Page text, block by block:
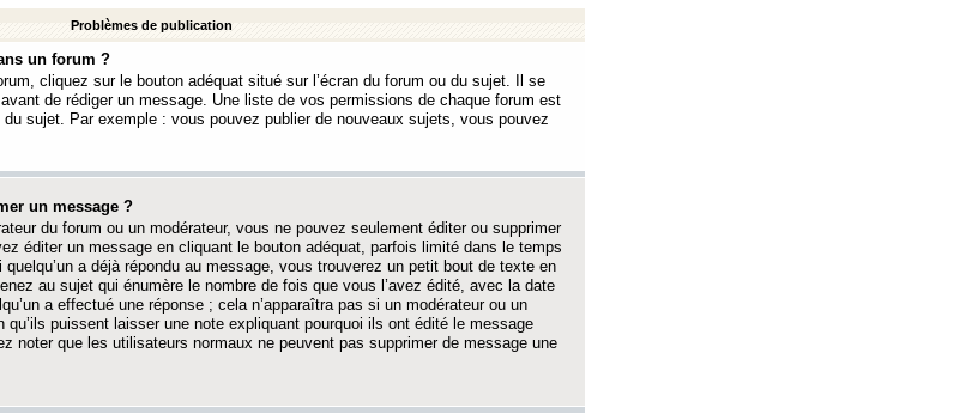
Problèmes de publication
un forum ?
cliquez sur le bouton adéquat situé sur l’écran du forum ou du sujet. Il se
de rédiger un message. Une liste de vos permissions de chaque forum est
du sujet. Par exemple : vous pouvez publier de nouveaux sujets, vous pouvez
un message ?
du forum ou un modérateur, vous ne pouvez seulement éditer ou supprimer
éditer un message en cliquant le bouton adéquat, parfois limité dans le temps
a déjà répondu au message, vous trouverez un petit bout de texte en
au sujet qui énumère le nombre de fois que vous l’avez édité, avec la date
a effectué une réponse ; cela n’apparaîtra pas si un modérateur ou un
puissent laisser une note expliquant pourquoi ils ont édité le message
noter que les utilisateurs normaux ne peuvent pas supprimer de message une